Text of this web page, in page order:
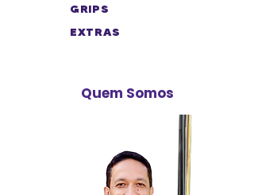
GRIPS
EXTRAS
Quem Somos